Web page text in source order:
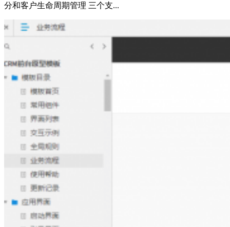
分和客户生命周期管理 三个支...